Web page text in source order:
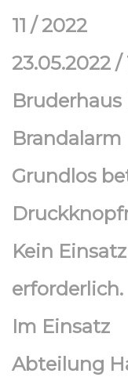
11 / 2022
23.05.2022 /
Brandalarm
Grundlos
Kein
erforderlich.
Im Einsatz
Abteilung